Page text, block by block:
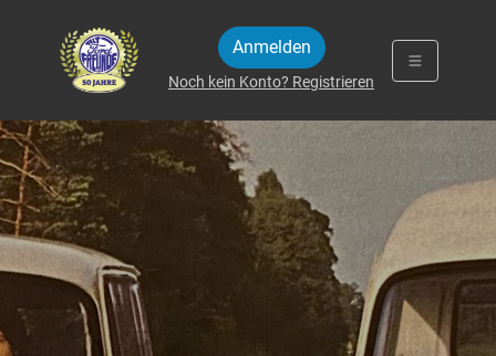
Anmelden
Noch kein Konto? Registrieren